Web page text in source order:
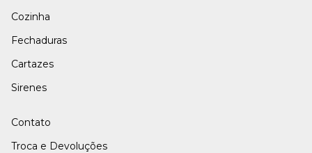
Cozinha
Fechaduras
Cartazes
Sirenes
Contato
Troca e Devoluções